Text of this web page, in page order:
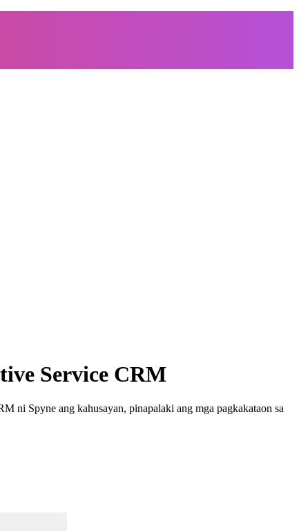
Service CRM
ni Spyne ang kahusayan, pinapalaki ang mga pagkakataon sa